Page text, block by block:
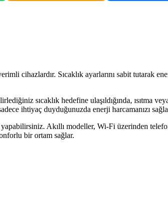
cihazlardır. Sıcaklık ayarlarını sabit tutarak
sıcaklık hedefine ulaşıldığında, ısıtma
ihtiyaç duyduğunuzda enerji harcamanızı
Akıllı modeller, Wi-Fi üzerinden
bir ortam sağlar.